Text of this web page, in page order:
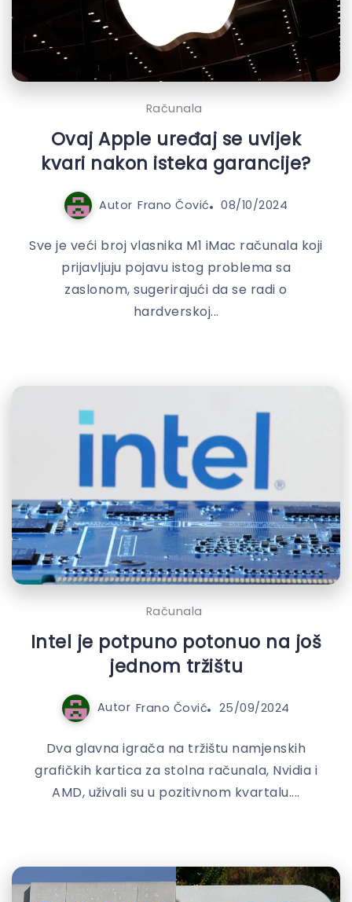
Računala
Ovaj Apple uređaj se uvijek
kvari nakon isteka garancije?
Autor Frano Čović 08/10/2024
Sve je veći broj vlasnika M1 iMac računala koji
prijavljuju pojavu istog problema sa
zaslonom, sugerirajući da se radi o
hardverskoj...
Računala
Intel je potpuno potonuo na još
jednom tržištu
Autor Frano Čović 25/09/2024
Dva glavna igrača na tržištu namjenskih
grafičkih kartica za stolna računala, Nvidia i
AMD, uživali su u pozitivnom kvartalu....